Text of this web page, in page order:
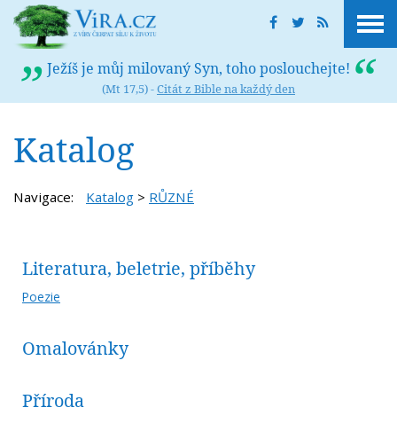
Ježíš je můj milovaný Syn, toho poslouchejte!
(Mt 17,5) -Citát z Bible na každý den
Katalog
Navigace: Katalog > RŮZNÉ
Literatura, beletrie, příběhy
Poezie
Omalovánky
Příroda